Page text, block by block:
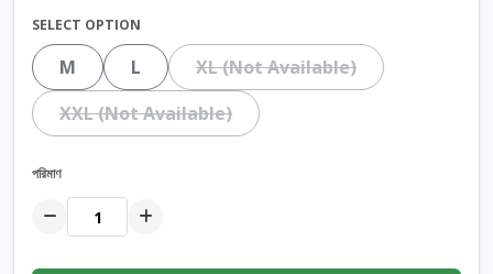
SELECT OPTION
M L
XL (Not Available)
XXL (Not Available)
পরিমাণ